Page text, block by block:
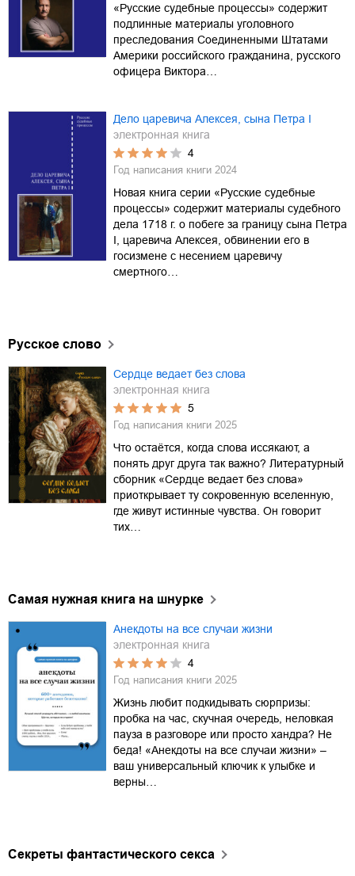
«Русские судебные процессы» содержит
подлинные материалы уголовного
преследования Соединенными Штатами
Америки российского гражданина, русского
офицера Виктора…
Дело царевича Алексея, сына Петра I
электронная книга
4
Год написания книги 2024
Новая книга серии «Русские судебные
процессы» содержит материалы судебного
дела 1718 г. о побеге за границу сына Петра
I, царевича Алексея, обвинении его в
госизмене с несением царевичу
смертного…
Русское слово
Сердце ведает без слова
электронная книга
5
Год написания книги 2025
Что остаётся, когда слова иссякают, а
понять друг друга так важно? Литературный
сборник «Сердце ведает без слова»
приоткрывает ту сокровенную вселенную,
где живут истинные чувства. Он говорит
тих…
Самая нужная книга на шнурке
Анекдоты на все случаи жизни
электронная книга
4
Год написания книги 2025
Жизнь любит подкидывать сюрпризы:
пробка на час, скучная очередь, неловкая
пауза в разговоре или просто хандра? Не
беда! «Анекдоты на все случаи жизни» –
ваш универсальный ключик к улыбке и
верны…
Секреты фантастического секса